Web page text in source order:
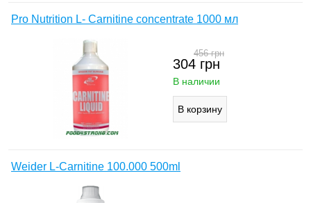
Pro Nutrition L- Carnitine concentrate 1000 мл
304 грн
456грн
В наличии
Weider L-Carnitine 100.000 500ml